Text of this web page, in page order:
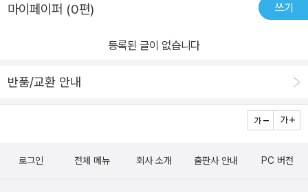
마이페이퍼 (0편) 쓰기
등록된 글이 없습니다
반품/교환 안내
로그인 전체 메뉴 회사 소개 출판사 안내 PC 버전